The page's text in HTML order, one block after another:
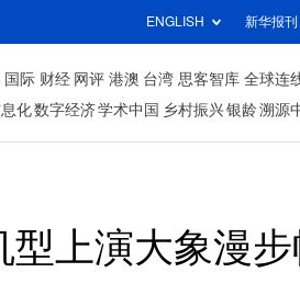
ENGLISH 新华报刊
国际 财经 网评 港澳 台湾 思客智库 全球连
化数字经济学术中国 乡村振兴银龄溯源
型上演大象漫